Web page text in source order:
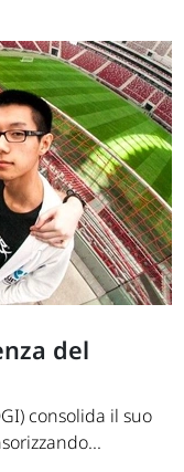
del
consolida il suo